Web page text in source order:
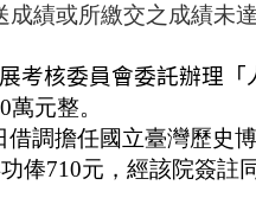
績或所繳交之成績未
考核委員會委託辦理「
萬元整。
借調擔任國立臺灣歷史
俸710元，經該院簽註